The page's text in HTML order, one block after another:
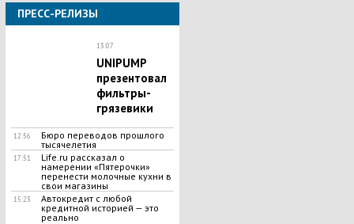
ПРЕСС-РЕЛИЗЫ
13:07
UNIPUMP
презентовал
фильтры-
грязевики
12:56
Бюро переводов прошлого
тысячелетия
17:51
Life.ru рассказал о
намерении «Пятерочки»
перенести молочные кухни в
свои магазины
15:23
Автокредит с любой
кредитной историей — это
реально